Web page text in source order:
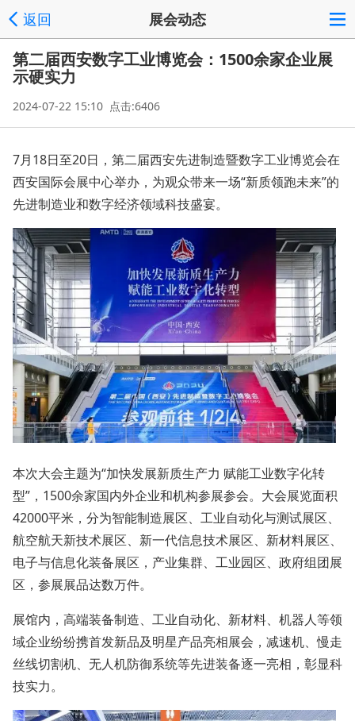
返回 展会动态
第二届西安数字工业博览会：1500余家企业展
示硬实力
2024-07-22 15:10 点击:6406
7月18日至20日，第二届西安先进制造暨数字工业博览会在
西安国际会展中心举办，为观众带来一场“新质领跑未来”的
先进制造业和数字经济领域科技盛宴。
本次大会主题为“加快发展新质生产力 赋能工业数字化转
型”，1500余家国内外企业和机构参展参会。大会展览面积
42000平米，分为智能制造展区、工业自动化与测试展区、
航空航天新技术展区、新一代信息技术展区、新材料展区、
电子与信息化装备展区，产业集群、工业园区、政府组团展
区，参展展品达数万件。
展馆内，高端装备制造、工业自动化、新材料、机器人等领
域企业纷纷携首发新品及明星产品亮相展会，减速机、慢走
丝线切割机、无人机防御系统等先进装备逐一亮相，彰显科
技实力。